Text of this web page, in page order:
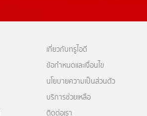
เกี่ยวกับทรูไอดี
ข้อกำหนดและเงื่อนไข
นโยบายความเป็นส่วนตัว
บริการช่วยเหลือ
ติดต่อเรา